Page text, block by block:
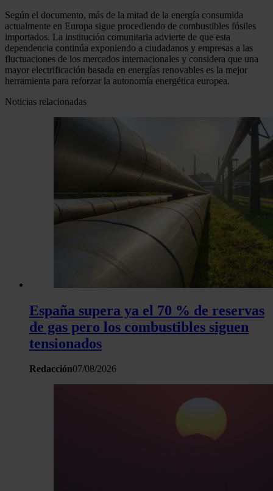
Según el documento, más de la mitad de la energía consumida
actualmente en Europa sigue procediendo de combustibles fósiles
importados. La institución comunitaria advierte de que esta
dependencia continúa exponiendo a ciudadanos y empresas a las
fluctuaciones de los mercados internacionales y considera que una
mayor electrificación basada en energías renovables es la mejor
herramienta para reforzar la autonomía energética europea.
Noticias relacionadas
España supera ya el 70 % de reservas
de gas pero los combustibles siguen
tensionados
Redacción07/08/2026